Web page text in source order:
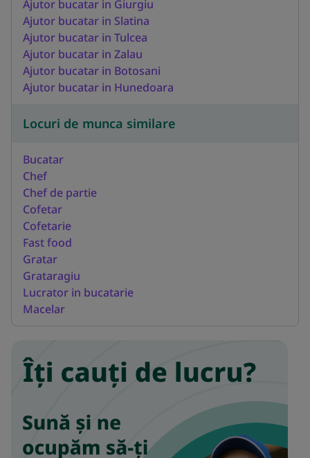
Ajutor bucatar in Giurgiu
Ajutor bucatar in Slatina
Ajutor bucatar in Tulcea
Ajutor bucatar in Zalau
Ajutor bucatar in Botosani
Ajutor bucatar in Hunedoara
Locuri de munca similare
Bucatar
Chef
Chef de partie
Cofetar
Cofetarie
Fast food
Gratar
Grataragiu
Lucrator in bucatarie
Macelar